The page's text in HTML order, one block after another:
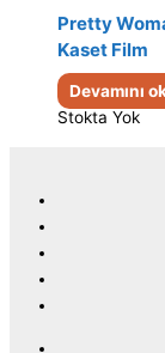
Pretty
Kaset Film
Devamını
Stokta Yok